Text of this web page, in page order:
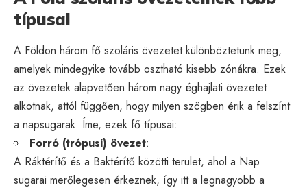
típusai
A Földön három fő szoláris övezetet különböztetünk meg,
amelyek mindegyike tovább osztható kisebb zónákra. Ezek
az övezetek alapvetően három nagy éghajlati övezetet
alkotnak, attól függően, hogy milyen szögben érik a felszínt
a napsugarak. Íme, ezek fő típusai:
Forró (trópusi) övezet:
A Ráktérítő és a Baktérítő közötti terület, ahol a Nap
sugarai merőlegesen érkeznek, így itt a legnagyobb a